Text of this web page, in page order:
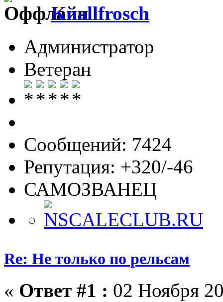
Knallfrosch
Администратор
Ветеран
Сообщений: 7424
Репутация: +320/-46
САМОЗВАНЕЦ
Re: Не только по рельсам
« Ответ #1 : 02 Ноября